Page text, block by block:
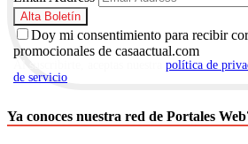
Doy mi consentimiento para recibir
promocionales de casaactual.com
política de
de servicio
Ya conoces nuestra red de Portales